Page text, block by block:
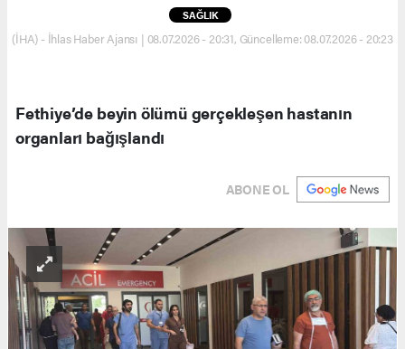
SAĞLIK
(İHA) - İhlas Haber Ajansı | 08.07.2026 - 20:31, Güncelleme: 08.07.2026 - 20:23
Fethiye’de beyin ölümü gerçekleşen hastanın
organları bağışlandı
ABONE OL